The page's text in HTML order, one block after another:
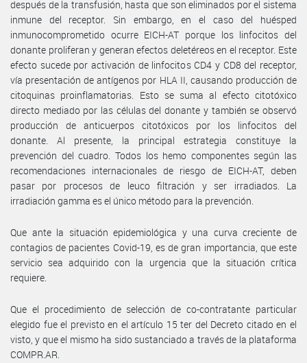
después de la transfusión, hasta que son eliminados por el sistema
inmune del receptor. Sin embargo, en el caso del huésped
inmunocomprometido ocurre EICH-AT porque los linfocitos del
donante proliferan y generan efectos deletéreos en el receptor. Este
efecto sucede por activación de linfocitos CD4 y CD8 del receptor,
vía presentación de antígenos por HLA II, causando producción de
citoquinas proinflamatorias. Esto se suma al efecto citotóxico
directo mediado por las células del donante y también se observó
producción de anticuerpos citotóxicos por los linfocitos del
donante. Al presente, la principal estrategia constituye la
prevención del cuadro. Todos los hemo componentes según las
recomendaciones internacionales de riesgo de EICH-AT, deben
pasar por procesos de leuco filtración y ser irradiados. La
irradiación gamma es el único método para la prevención.
Que ante la situación epidemiológica y una curva creciente de
contagios de pacientes Covid-19, es de gran importancia, que este
servicio sea adquirido con la urgencia que la situación crítica
requiere.
Que el procedimiento de selección de co-contratante particular
elegido fue el previsto en el artículo 15 ter del Decreto citado en el
visto, y que el mismo ha sido sustanciado a través de la plataforma
COMPR.AR.